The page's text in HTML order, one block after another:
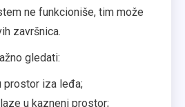
ne funkcioniše, tim može
završnica.
gledati:
prostor iza leđa;
u kazneni prostor;